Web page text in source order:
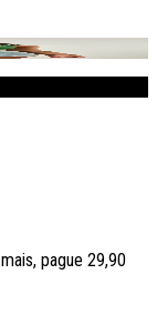
pague 29,90